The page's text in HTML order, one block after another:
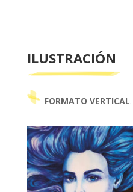
ILUSTRACIÓN
FORMATO VERTICAL.